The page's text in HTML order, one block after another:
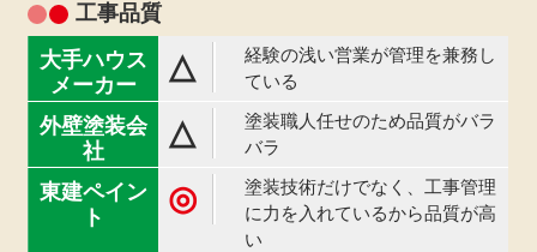
工事品質
△
経験の浅い営業が管理を兼務し
ている
△
塗装職人任せのため品質がバラ
バラ
◎
塗装技術だけでなく、工事管理
に力を入れているから品質が高
い